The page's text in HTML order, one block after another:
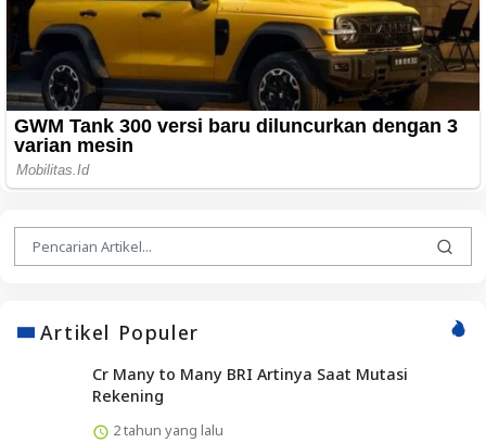
Artikel Populer
Cr Many to Many BRI Artinya Saat Mutasi
Rekening
2 tahun yang lalu